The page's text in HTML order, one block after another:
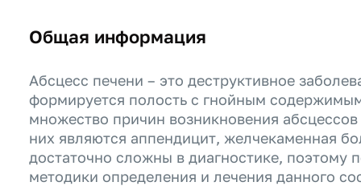
Общая информация
Абсцесс печени – это деструктивное
формируется полость с гнойным
множество причин возникновения
них являются аппендицит, желчекаменная
достаточно сложны в диагностике, поэтому
методики определения и лечения данного